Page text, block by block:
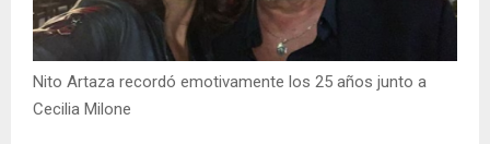
Nito Artaza recordó emotivamente los 25 años junto a
Cecilia Milone